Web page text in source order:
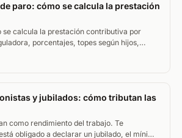
paro: cómo se calcula la prestación
se calcula la prestación contributiva por
porcentajes, topes según hijos,
si tributa en el IRPF.
y jubilados: cómo tributan las
como rendimiento del trabajo. Te
obligado a declarar un jubilado, el mínimo